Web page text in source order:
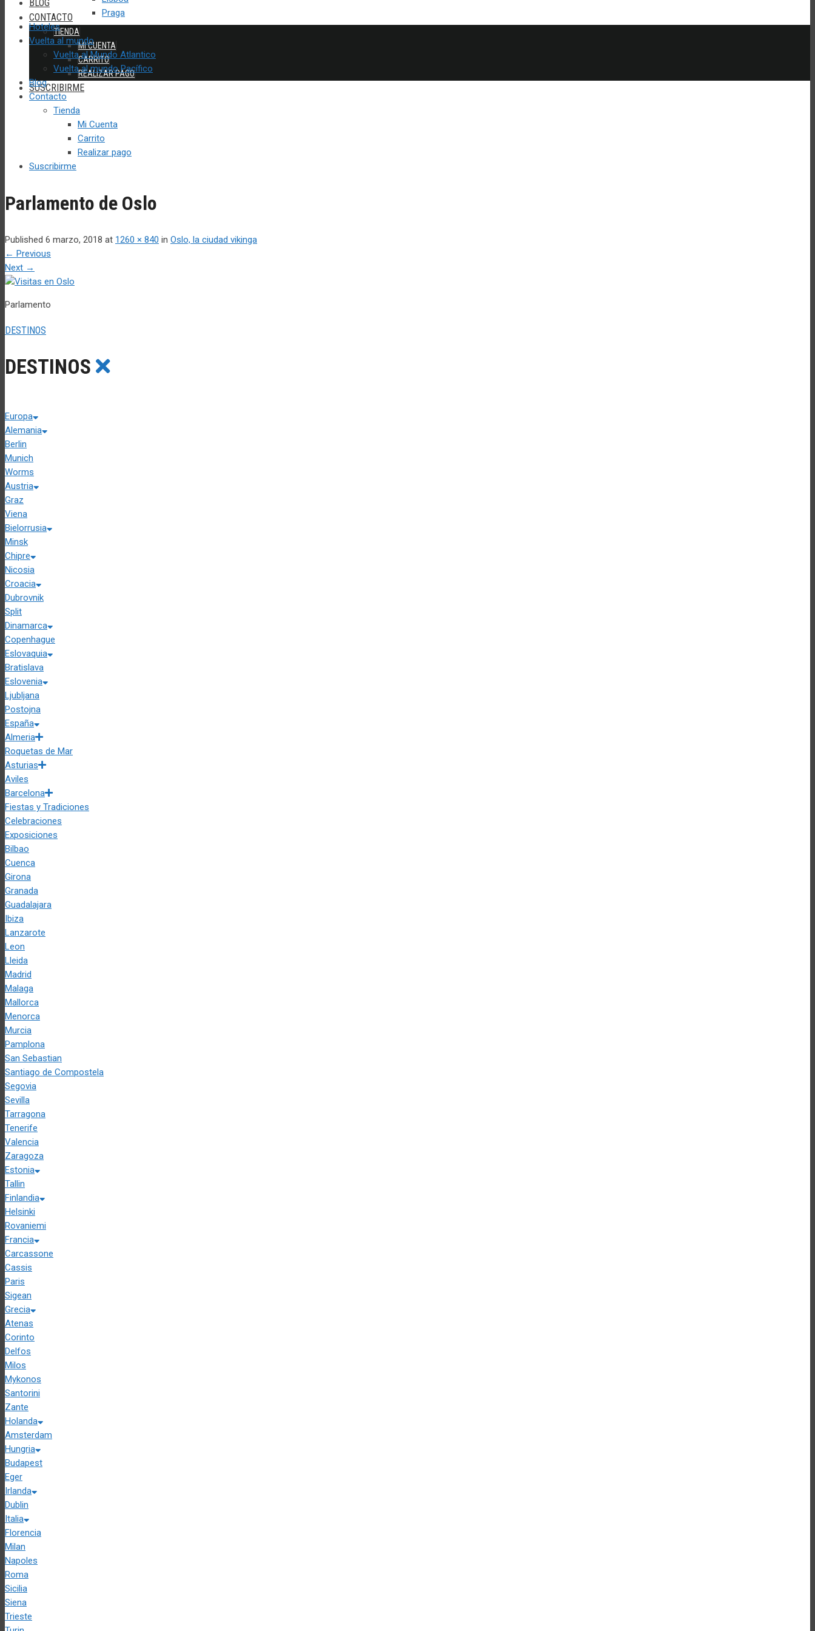
BLOG
CONTACTO
TIENDA
MI CUENTA
CARRITO
REALIZAR PAGO
SUSCRIBIRME
Praga
Hoteles
Vuelta al mundo
Vuelta al Mundo Atlantico
Vuelta al mundo Pacífico
Blog
Contacto
Tienda
Mi Cuenta
Carrito
Realizar pago
Suscribirme
Parlamento de Oslo
Published 6 marzo, 2018 at 1260 × 840 in Oslo, la ciudad vikinga
← Previous
Next →
Parlamento
DESTINOS
DESTINOS
Europa
Alemania
Berlin
Munich
Worms
Austria
Graz
Viena
Bielorrusia
Minsk
Chipre
Nicosia
Croacia
Dubrovnik
Split
Dinamarca
Copenhague
Eslovaquia
Bratislava
Eslovenia
Ljubljana
Postojna
España
Almeria
Roquetas de Mar
Asturias
Aviles
Barcelona
Fiestas y Tradiciones
Celebraciones
Exposiciones
Bilbao
Cuenca
Girona
Granada
Guadalajara
Ibiza
Lanzarote
Leon
Lleida
Madrid
Malaga
Mallorca
Menorca
Murcia
Pamplona
San Sebastian
Santiago de Compostela
Segovia
Sevilla
Tarragona
Tenerife
Valencia
Zaragoza
Estonia
Tallin
Finlandia
Helsinki
Rovaniemi
Francia
Carcassone
Cassis
Paris
Sigean
Grecia
Atenas
Corinto
Delfos
Milos
Mykonos
Santorini
Zante
Holanda
Amsterdam
Hungria
Budapest
Eger
Irlanda
Dublin
Italia
Florencia
Milan
Napoles
Roma
Sicilia
Siena
Trieste